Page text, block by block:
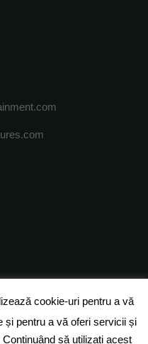
All rights reserved.
JOBS DESPRE COOKIES
cookie-uri pentru a vă
și pentru a vă oferi servicii și
să utilizați acest